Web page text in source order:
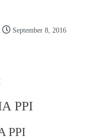
September 8, 2016
PPI
PPI